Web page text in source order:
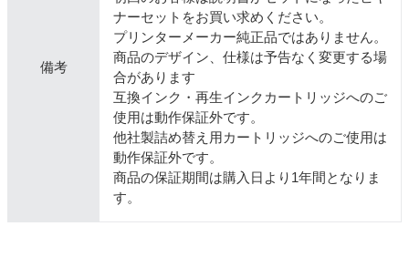
備考
ナーセットをお買い求めください。
プリンターメーカー純正品ではありません。
商品のデザイン、仕様は予告なく変更する場
合があります
互換インク・再生インクカートリッジへのご
使用は動作保証外です。
他社製詰め替え用カートリッジへのご使用は
動作保証外です。
商品の保証期間は購入日より1年間となりま
す。